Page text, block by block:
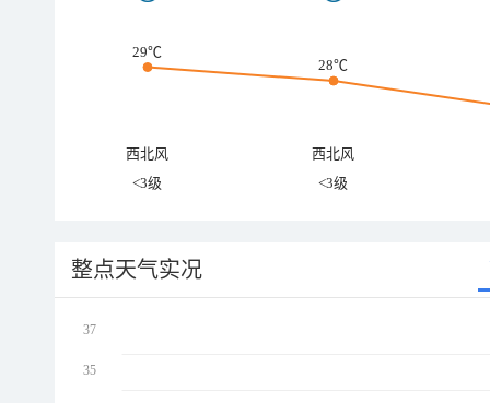
29℃
28℃
西北风
西北风
<3级
<3级
整点天气实况
37
35